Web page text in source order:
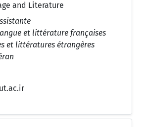
and Literature
et littérature françaises
et littératures étrangères
ut.ac.ir